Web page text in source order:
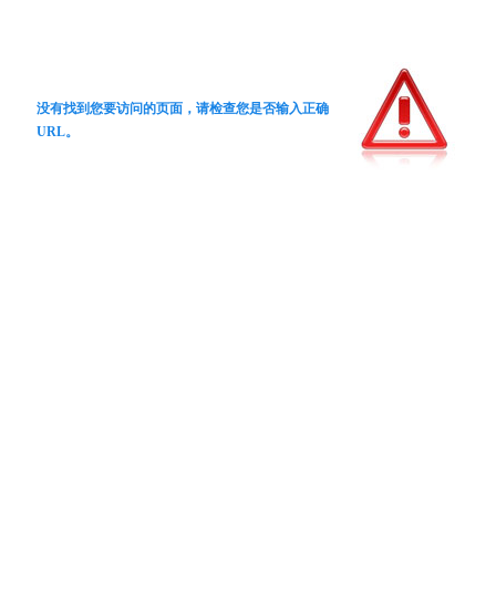
没有找到您要访问的页面，请检查您是否输入正确
URL。